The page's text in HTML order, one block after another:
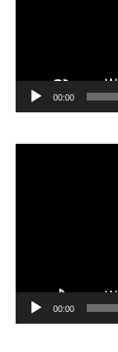
00:00
00:00